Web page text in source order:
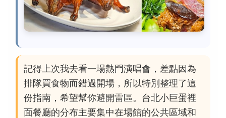
記得上次我去看一場熱門演唱會，差點因為
排隊買食物而錯過開場，所以特別整理了這
份指南，希望幫你避開雷區。台北小巨蛋裡
面餐廳的分布主要集中在場館的公共區域和